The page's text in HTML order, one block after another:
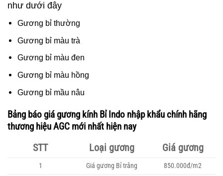
như dưới đây
Gương bỉ thường
Gương bỉ màu trà
Gương bỉ màu đen
Gương bỉ màu hồng
Gương bỉ mầu nâu
Bảng báo giá gương kính Bỉ Indo nhập khẩu chính hãng
thương hiệu AGC mới nhất hiện nay
STT Loại gương Giá gương
1 Giá gương Bỉ trắng
850.000đ/m2